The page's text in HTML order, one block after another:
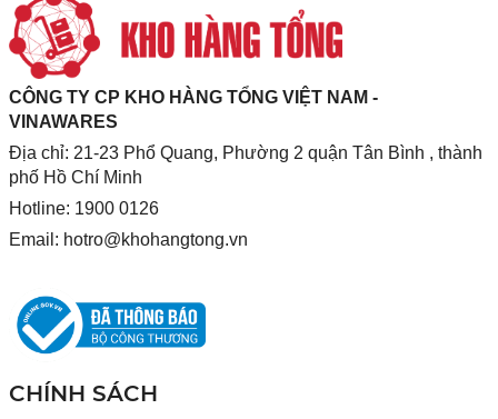
CÔNG TY CP KHO HÀNG TỔNG VIỆT NAM -
VINAWARES
Địa chỉ: 21-23 Phổ Quang, Phường 2 quận Tân Bình , thành
phố Hồ Chí Minh
Hotline: 1900 0126
Email: hotro@khohangtong.vn
CHÍNH SÁCH